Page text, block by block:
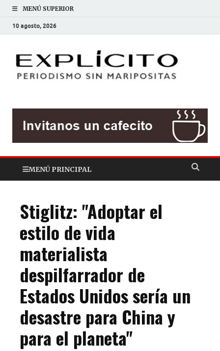
MENÚ SUPERIOR
10 agosto, 2026
MENÚ PRINCIPAL
Stiglitz: "Adoptar el
estilo de vida
materialista
despilfarrador de
Estados Unidos sería un
desastre para China y
para el planeta"